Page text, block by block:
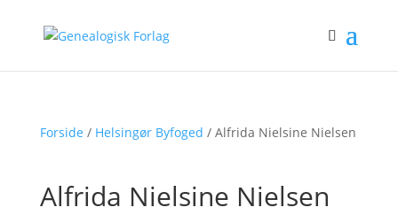
Forside / Helsingør Byfoged / Alfrida Nielsine Nielsen
Alfrida Nielsine Nielsen